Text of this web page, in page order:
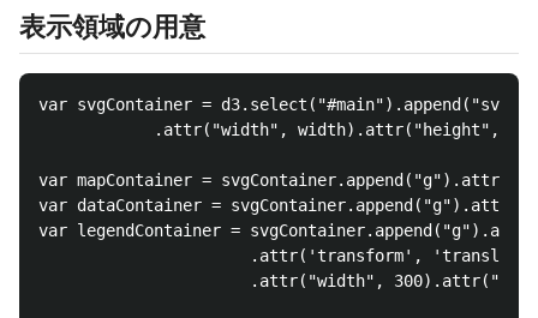
表示領域の用意
var svgContainer = d3.select("#main").append("svg")
.attr("width", width).attr("height",
var mapContainer =
var dataContainer =
var legendContainer =
.attr('transform',
.attr("width",